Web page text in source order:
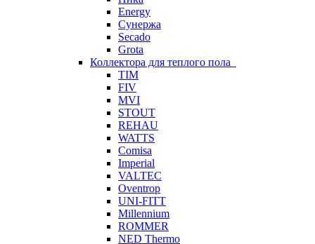
Energy
Сунержа
Secado
Grota
Коллектора для теплого пола
TIM
FIV
MVI
STOUT
REHAU
WATTS
Comisa
Imperial
VALTEC
Oventrop
UNI-FITT
Millennium
ROMMER
NED Thermo